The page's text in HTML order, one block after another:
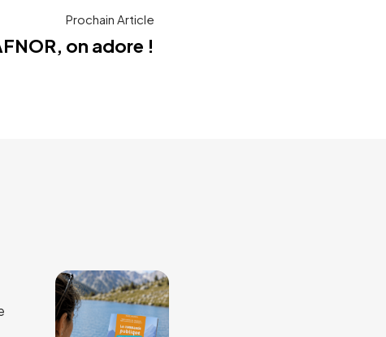
Prochain Article
on adore !